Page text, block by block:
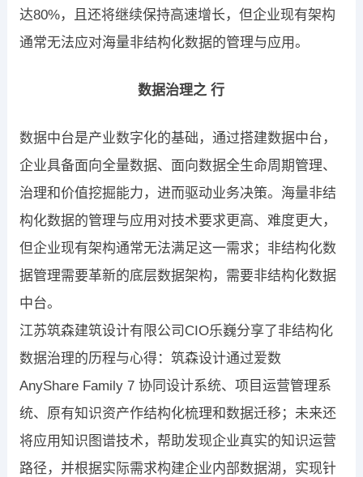
达80%，且还将继续保持高速增长，但企业现有架构
通常无法应对海量非结构化数据的管理与应用。
数据治理之 行
数据中台是产业数字化的基础，通过搭建数据中台，
企业具备面向全量数据、面向数据全生命周期管理、
治理和价值挖掘能力，进而驱动业务决策。海量非结
构化数据的管理与应用对技术要求更高、难度更大，
但企业现有架构通常无法满足这一需求；非结构化数
据管理需要革新的底层数据架构，需要非结构化数据
中台。
江苏筑森建筑设计有限公司CIO乐巍分享了非结构化
数据治理的历程与心得：筑森设计通过爱数
AnyShare Family 7 协同设计系统、项目运营管理系
统、原有知识资产作结构化梳理和数据迁移；未来还
将应用知识图谱技术，帮助发现企业真实的知识运营
路径，并根据实际需求构建企业内部数据湖，实现针